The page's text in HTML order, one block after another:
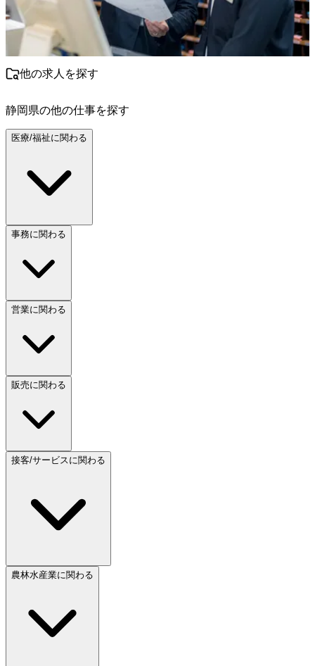
他の求人を探す
静岡県の他の仕事を探す
医療/福祉に関わる
事務に関わる
営業に関わる
販売に関わる
接客/サービスに関わる
農林水産業に関わる